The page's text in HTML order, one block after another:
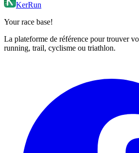
KerRun
Your race base!
La plateforme de référence pour trouver
running, trail, cyclisme ou triathlon.